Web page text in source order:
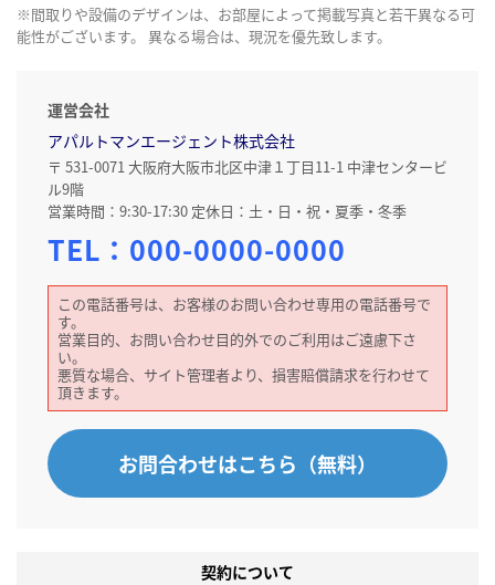
※間取りや設備のデザインは、お部屋によって掲載写真と若干異なる可
能性がございます。 異なる場合は、現況を優先致します。
運営会社
アパルトマンエージェント株式会社
〒 531-0071 大阪府大阪市北区中津１丁目11-1 中津センタービ
ル9階
営業時間：9:30-17:30 定休日：土・日・祝・夏季・冬季
TEL： 000-0000-0000
この電話番号は、お客様のお問い合わせ専用の電話番号で
す。
営業目的、お問い合わせ目的外でのご利用はご遠慮下さ
い。
悪質な場合、サイト管理者より、損害賠償請求を行わせて
頂きます。
お問合わせはこちら（無料）
契約について